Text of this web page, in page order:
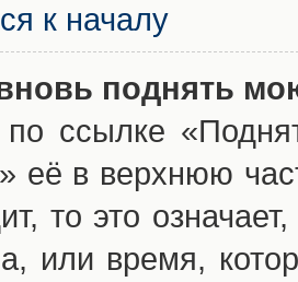
к началу
поднять
ссылке
её в верхнюю
то это
или время,